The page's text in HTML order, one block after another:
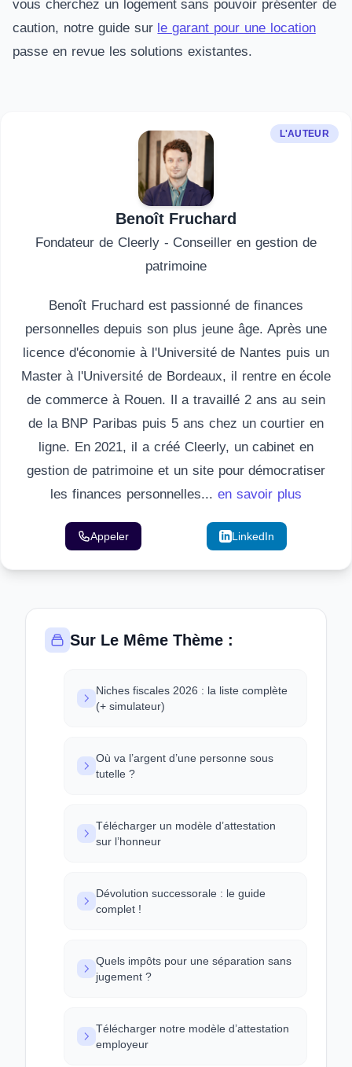
vous cherchez un logement sans pouvoir présenter de
caution, notre guide sur le garant pour une location
passe en revue les solutions existantes.
L'AUTEUR
Benoît Fruchard
Fondateur de Cleerly - Conseiller en gestion de
patrimoine
Benoît Fruchard est passionné de finances
personnelles depuis son plus jeune âge. Après une
licence d'économie à l'Université de Nantes puis un
Master à l'Université de Bordeaux, il rentre en école
de commerce à Rouen. Il a travaillé 2 ans au sein
de la BNP Paribas puis 5 ans chez un courtier en
ligne. En 2021, il a créé Cleerly, un cabinet en
gestion de patrimoine et un site pour démocratiser
les finances personnelles... en savoir plus
Appeler LinkedIn
Sur Le Même Thème :
Niches fiscales 2026 : la liste complète
(+ simulateur)
Où va l’argent d’une personne sous
tutelle ?
Télécharger un modèle d’attestation
sur l’honneur
Dévolution successorale : le guide
complet !
Quels impôts pour une séparation sans
jugement ?
Télécharger notre modèle d’attestation
employeur